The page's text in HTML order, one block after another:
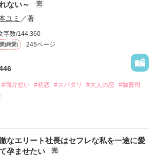
ない～
完
ユミ ／著
字数/144,360
(純愛) 245ページ
#両片想い #初恋 #スパダリ #大人の恋 #御曹司
なエリート社長はセフレな私を一途に愛
孕ませたい
完